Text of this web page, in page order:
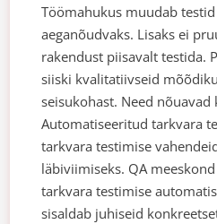
Töömahukus muudab
aeganõudvaks. Lisaks ei
rakendust piisavalt testida.
siiski kvalitatiivseid
seisukohast. Need nõuavad
Automatiseeritud tarkvara
tarkvara testimise
läbiviimiseks. QA
tarkvara testimise
sisaldab juhiseid